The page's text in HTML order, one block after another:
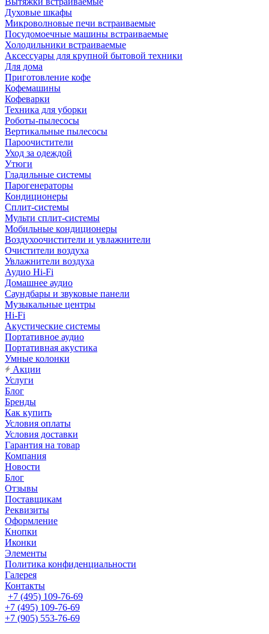
Духовые шкафы
Микроволновые печи встраиваемые
Посудомоечные машины встраиваемые
Холодильники встраиваемые
Аксессуары для крупной бытовой техники
Для дома
Приготовление кофе
Кофемашины
Кофеварки
Техника для уборки
Роботы-пылесосы
Вертикальные пылесосы
Пароочистители
Уход за одеждой
Утюги
Гладильные системы
Парогенераторы
Кондиционеры
Сплит-системы
Мульти сплит-системы
Мобильные кондиционеры
Воздухоочистители и увлажнители
Очистители воздуха
Увлажнители воздуха
Аудио Hi-Fi
Домашнее аудио
Саундбары и звуковые панели
Музыкальные центры
Hi-Fi
Акустические системы
Портативное аудио
Портативная акустика
Умные колонки
Акции
Услуги
Блог
Бренды
Как купить
Условия оплаты
Условия доставки
Гарантия на товар
Компания
Новости
Блог
Отзывы
Поставщикам
Реквизиты
Оформление
Кнопки
Иконки
Элементы
Политика конфиденциальности
Галерея
Контакты
+7 (495) 109-76-69
+7 (495) 109-76-69
+7 (905) 553-76-69